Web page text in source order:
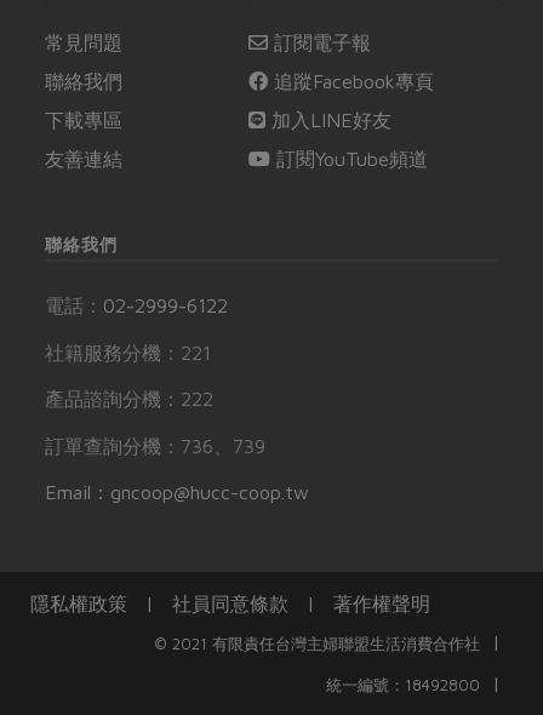
常見問題
聯絡我們
下載專區
友善連結
訂閱電子報
追蹤Facebook專頁
加入LINE好友
訂閱YouTube頻道
聯絡我們
電話： 02-2999-6122
社籍服務分機：221
產品諮詢分機：222
訂單查詢分機：736、739
Email：gncoop@hucc-coop.tw
隱私權政策 | 社員同意條款 | 著作權聲明
© 2021 有限責任台灣主婦聯盟生活消費合作社 |
統一編號：18492800
|